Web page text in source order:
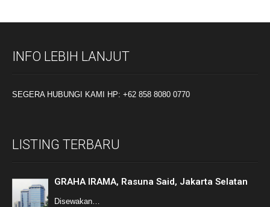
INFO LEBIH LANJUT
SEGERA HUBUNGI KAMI HP: +62 858 8080 0770
LISTING TERBARU
GRAHA IRAMA, Rasuna Said, Jakarta Selatan
Disewakan…